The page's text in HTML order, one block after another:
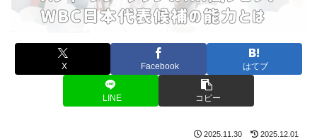
X Facebook はてブ
LINE コピー
2025.11.30 2025.12.01